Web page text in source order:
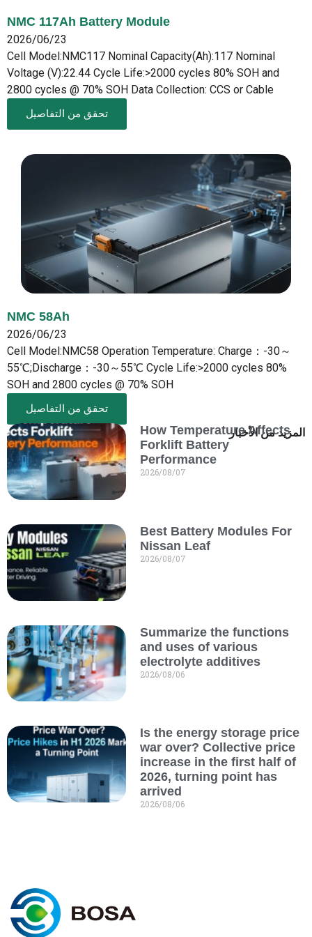
NMC 117Ah Battery Module
2026/06/23
Cell Model:NMC117 Nominal Capacity(Ah):117 Nominal
Voltage (V):22.44 Cycle Life:>2000 cycles 80% SOH and
2800 cycles @ 70% SOH Data Collection: CCS or Cable
تحقق من التفاصيل
NMC 58Ah
2026/06/23
Cell Model:NMC58 Operation Temperature: Charge：-30～
55℃;Discharge：-30～55℃ Cycle Life:>2000 cycles 80%
SOH and 2800 cycles @ 70% SOH
تحقق من التفاصيل
المزيد من الأخبار
How Temperature Affects
Forklift Battery
Performance
2026/08/07
Best Battery Modules For
Nissan Leaf
2026/08/07
Summarize the functions
and uses of various
electrolyte additives
2026/08/06
Is the energy storage price
war over? Collective price
increase in the first half of
2026, turning point has
arrived
2026/08/06